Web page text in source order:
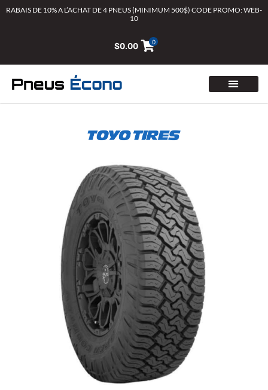
AllerRABAIS DE 10% A L’ACHAT DE 4 PNEUS (MINIMUM 500$) CODE PROMO: WEB-
10
$0.00 0